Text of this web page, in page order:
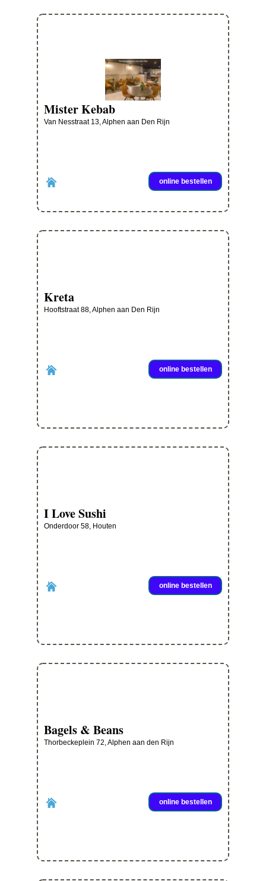
Mister Kebab
Van Nesstraat 13, Alphen aan Den Rijn
online bestellen
Kreta
Hooftstraat 88, Alphen aan Den Rijn
online bestellen
I Love Sushi
Onderdoor 58, Houten
online bestellen
Bagels & Beans
Thorbeckeplein 72, Alphen aan den Rijn
online bestellen